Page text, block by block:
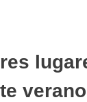
verano